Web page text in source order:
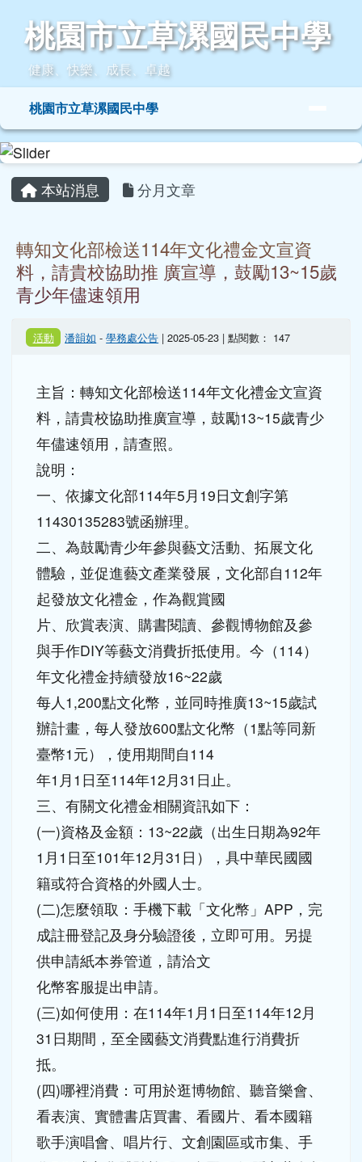
桃園市立草漯國民中學
桃園市立草漯國民中學
健康、快樂、成長、卓越
導覽列桃園市立草漯國民中學
主內容區域
本站消息 分月文章
轉知文化部檢送114年文化禮金文宣資
料，請貴校協助推 廣宣導，鼓勵13~15歲
青少年儘速領用
活動 潘韻如-學務處公告| 2025-05-23 | 點閱數： 147
主旨：轉知文化部檢送114年文化禮金文宣資
料，請貴校協助推廣宣導，鼓勵13~15歲青少
年儘速領用，請查照。
說明：
一、依據文化部114年5月19日文創字第
11430135283號函辦理。
二、為鼓勵青少年參與藝文活動、拓展文化
體驗，並促進藝文產業發展，文化部自112年
起發放文化禮金，作為觀賞國
片、欣賞表演、購書閱讀、參觀博物館及參
與手作DIY等藝文消費折抵使用。今（114）
年文化禮金持續發放16~22歲
每人1,200點文化幣，並同時推廣13~15歲試
辦計畫，每人發放600點文化幣（1點等同新
臺幣1元），使用期間自114
年1月1日至114年12月31日止。
三、有關文化禮金相關資訊如下：
(一)資格及金額：13~22歲（出生日期為92年
1月1日至101年12月31日），具中華民國國
籍或符合資格的外國人士。
(二)怎麼領取：手機下載「文化幣」APP，完
成註冊登記及身分驗證後，立即可用。另提
供申請紙本券管道，請洽文
化幣客服提出申請。
(三)如何使用：在114年1月1日至114年12月
31日期間，至全國藝文消費點進行消費折
抵。
(四)哪裡消費：可用於逛博物館、聽音樂會、
看表演、實體書店買書、看國片、看本國籍
歌手演唱會、唱片行、文創園區或市集、手
頁尾區域